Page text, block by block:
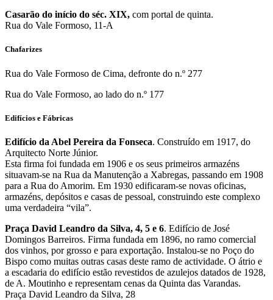
Casarão do início do séc. XIX, com portal de quinta.
Rua do Vale Formoso, 11-A
Chafarizes
Rua do Vale Formoso de Cima, defronte do n.º 277
Rua do Vale Formoso, ao lado do n.º 177
Edifícios e Fábricas
Edifício da Abel Pereira da Fonseca. Construído em 1917, do
Arquitecto Norte Júnior.
Esta firma foi fundada em 1906 e os seus primeiros armazéns
situavam-se na Rua da Manutenção a Xabregas, passando em 1908
para a Rua do Amorim. Em 1930 edificaram-se novas oficinas,
armazéns, depósitos e casas de pessoal, construindo este complexo
uma verdadeira “vila”.
Praça David Leandro da Silva, 4, 5 e 6. Edifício de José
Domingos Barreiros. Firma fundada em 1896, no ramo comercial
dos vinhos, por grosso e para exportação. Instalou-se no Poço do
Bispo como muitas outras casas deste ramo de actividade. O átrio e
a escadaria do edifício estão revestidos de azulejos datados de 1928,
de A. Moutinho e representam cenas da Quinta das Varandas.
Praça David Leandro da Silva, 28